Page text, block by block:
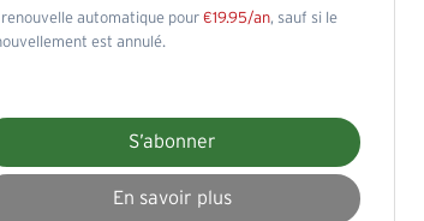
renouvelle automatique pour €19.95/an, sauf si le
est annulé.
S’abonner
En savoir plus